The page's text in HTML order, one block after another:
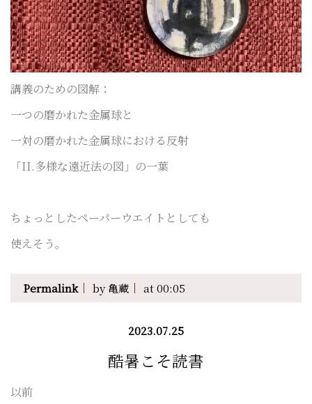
講義のための図解：
一つの磨かれた金属球と
一対の磨かれた金属球における反射
「II.多様な遠近法の図」の一葉
ちょっとしたペーパーウエイトとしても
使えそう。
Permalink by 亀蔵 at 00:05
2023.07.25
酷暑こそ読書
以前